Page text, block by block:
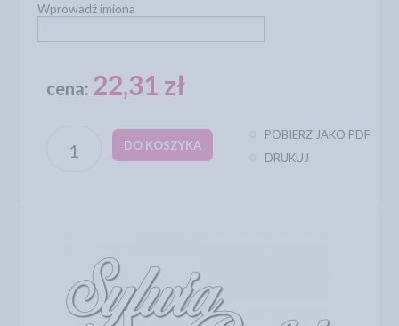
Wprowadź imiona
cena: 22,31 zł
DO KOSZYKA
POBIERZ JAKO PDF
DRUKUJ